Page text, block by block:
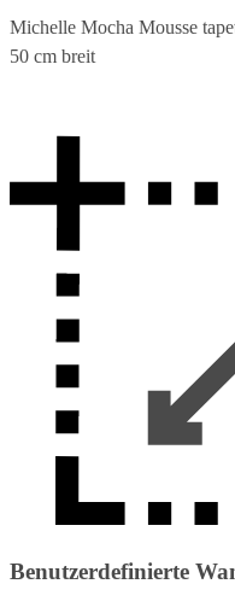
Michelle Mocha Mousse
50 cm breit
Benutzerdefinierte